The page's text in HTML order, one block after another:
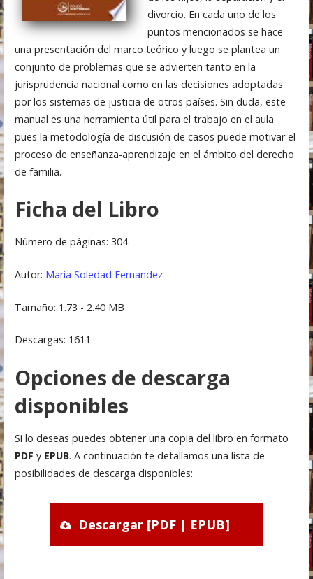
divorcio. En cada uno de los
puntos mencionados se hace
una presentación del marco teórico y luego se plantea un
conjunto de problemas que se advierten tanto en la
jurisprudencia nacional como en las decisiones adoptadas
por los sistemas de justicia de otros países. Sin duda, este
manual es una herramienta útil para el trabajo en el aula
pues la metodología de discusión de casos puede motivar el
proceso de enseñanza-aprendizaje en el ámbito del derecho
de familia.
Ficha del Libro
Número de páginas: 304
Autor: Maria Soledad Fernandez
Tamaño: 1.73 - 2.40 MB
Descargas: 1611
Opciones de descarga
disponibles
Si lo deseas puedes obtener una copia del libro en formato
PDF y EPUB. A continuación te detallamos una lista de
posibilidades de descarga disponibles:
Descargar [PDF | EPUB]